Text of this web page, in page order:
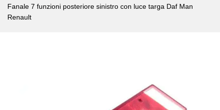
Fanale 7 funzioni posteriore sinistro con luce targa Daf Man
Renault